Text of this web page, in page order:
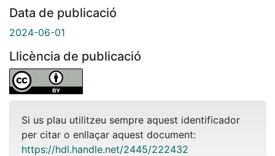
Data de publicació
2024-06-01
Llicència de publicació
Si us plau utilitzeu sempre aquest identificador
per citar o enllaçar aquest document:
https://hdl.handle.net/2445/222432